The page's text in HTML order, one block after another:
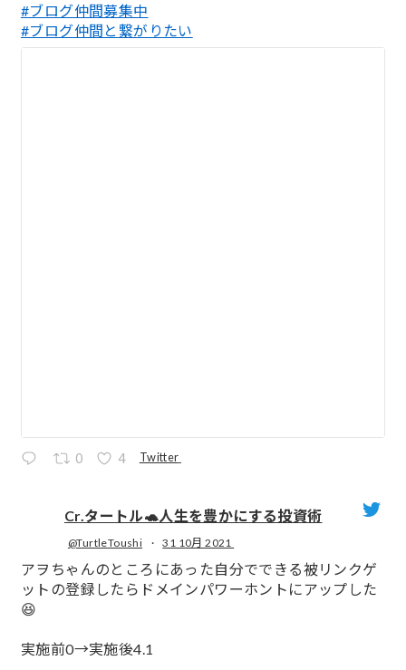
#ブログ仲間募集中
#ブログ仲間と繋がりたい
0 4 Twitter
Cr.タートル🐢人生を豊かにする投資術
@TurtleToushi · 31 10月 2021
アヲちゃんのところにあった自分でできる被リンクゲ
ットの登録したらドメインパワーホントにアップした
😆
実施前0→実施後4.1